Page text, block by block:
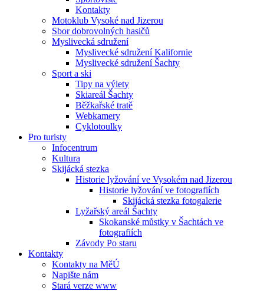
Kontakty
Motoklub Vysoké nad Jizerou
Sbor dobrovolných hasičů
Myslivecká sdružení
Myslivecké sdružení Kalifornie
Myslivecké sdružení Šachty
Sport a ski
Tipy na výlety
Skiareál Šachty
Běžkařské tratě
Webkamery
Cyklotoulky
Pro turisty
Infocentrum
Kultura
Skijácká stezka
Historie lyžování ve Vysokém nad Jizerou
Historie lyžování ve fotografiích
Skijácká stezka fotogalerie
Lyžařský areál Šachty
Skokanské můstky v Šachtách ve
fotografiích
Závody Po staru
Kontakty
Kontakty na MěÚ
Napište nám
Stará verze www